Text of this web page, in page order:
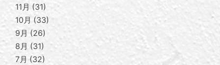
11月
31
10月
33
9月
26
8月
31
7月
32